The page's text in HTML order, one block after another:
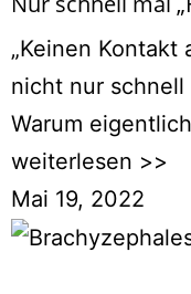
„Keinen Kontakt
nicht nur schnell
Warum
weiterlesen >>
Mai 19, 2022